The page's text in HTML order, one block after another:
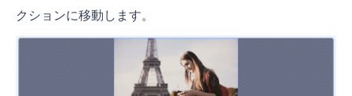
クションに移動します。